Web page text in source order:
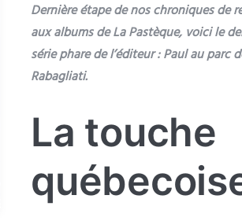
Dernière étape de nos chroniques de
aux albums de La Pastèque, voici le
série phare de l’éditeur : Paul au parc
Rabagliati.
La touche